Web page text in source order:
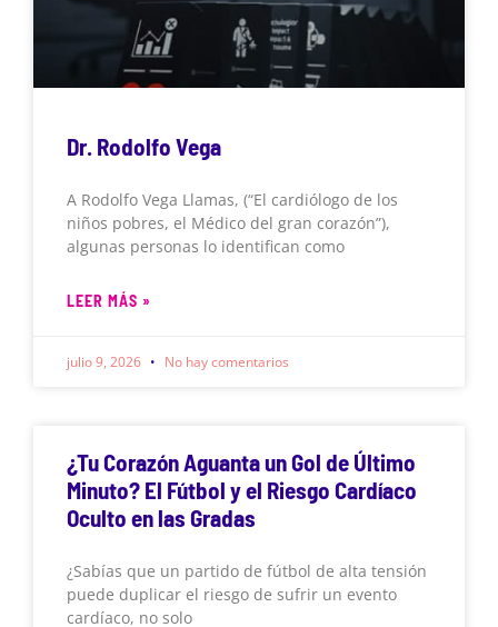
Dr. Rodolfo Vega
A Rodolfo Vega Llamas, (“El cardiólogo de los
niños pobres, el Médico del gran corazón”),
algunas personas lo identifican como
LEER MÁS »
julio 9, 2026 No hay comentarios
¿Tu Corazón Aguanta un Gol de Último
Minuto? El Fútbol y el Riesgo Cardíaco
Oculto en las Gradas
¿Sabías que un partido de fútbol de alta tensión
puede duplicar el riesgo de sufrir un evento
cardíaco, no solo